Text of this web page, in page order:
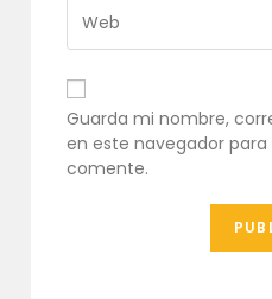
para
comentar
de
correo
electrónico
para
comentar
URL
de
tu
web
(opcional)
Guarda mi nombre,
en este navegador
comente.